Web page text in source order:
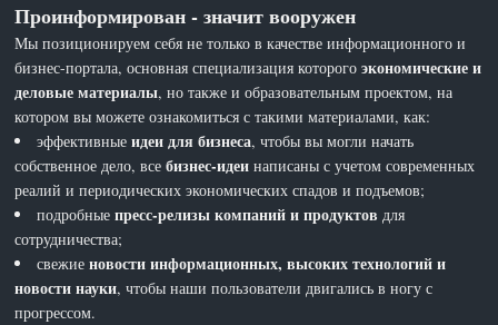
Проинформирован - значит вооружен
Мы позиционируем себя не только в качестве информационного и
бизнес-портала, основная специализация которогоэкономические и
деловые материалы, но также и образовательным проектом, на
котором вы можете ознакомиться с такими материалами, как:
эффективныеидеи для бизнеса, чтобы вы могли начать
собственное дело, всебизнес-идеи написаны с учетом современных
реалий и периодических экономических спадов и подъемов;
подробныепресс-релизы компаний и продуктов для
сотрудничества;
свежиеновости информационных, высоких технологий и
новости науки, чтобы наши пользователи двигались в ногу с
прогрессом.